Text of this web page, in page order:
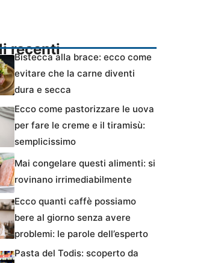
recenti
Bistecca alla brace: ecco come
evitare che la carne diventi
dura e secca
Ecco come pastorizzare le uova
per fare le creme e il tiramisù:
semplicissimo
Mai congelare questi alimenti: si
rovinano irrimediabilmente
Ecco quanti caffè possiamo
bere al giorno senza avere
problemi: le parole dell’esperto
Pasta del Todis: scoperto da